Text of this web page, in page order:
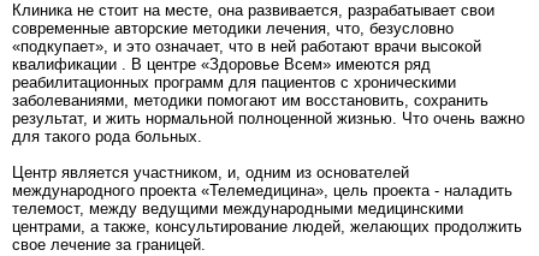
Клиника не стоит на месте, она развивается, разрабатывает свои
современные авторские методики лечения, что, безусловно
«подкупает», и это означает, что в ней работают врачи высокой
квалификации . В центре «Здоровье Всем» имеются ряд
реабилитационных программ для пациентов с хроническими
заболеваниями, методики помогают им восстановить, сохранить
результат, и жить нормальной полноценной жизнью. Что очень важно
для такого рода больных.
Центр является участником, и, одним из основателей
международного проекта «Телемедицина», цель проекта - наладить
телемост, между ведущими международными медицинскими
центрами, а также, консультирование людей, желающих продолжить
свое лечение за границей.